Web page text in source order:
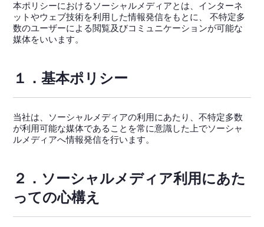
本ポリシーにおけるソーシャルメディアとは、インターネ
ットやウェブ技術を利用した情報発信をもとに、 不特定多
数のユーザーによる閲覧及びコミュニケーションが可能な
媒体をいいます。
１．基本ポリシー
当社は、ソーシャルメディアの利用にあたり、不特定多数
が利用可能な媒体であることを常に意識した上でソーシャ
ルメディアへ情報発信を行います。
２．ソーシャルメディア利用にあた
っての心構え